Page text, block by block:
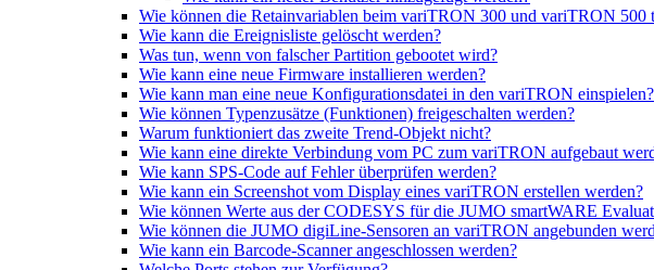
Wie können die Retainvariablen beim variTRON 300 und variTRON 500
Wie kann die Ereignisliste gelöscht werden?
Was tun, wenn von falscher Partition gebootet wird?
Wie kann eine neue Firmware installieren werden?
Wie kann man eine neue Konfigurationsdatei in den variTRON einspielen?
Wie können Typenzusätze (Funktionen) freigeschalten werden?
Warum funktioniert das zweite Trend-Objekt nicht?
Wie kann eine direkte Verbindung vom PC zum variTRON aufgebaut
Wie kann SPS-Code auf Fehler überprüfen werden?
Wie kann ein Screenshot vom Display eines variTRON erstellen werden?
Wie können Werte aus der CODESYS für die JUMO smartWARE
Wie können die JUMO digiLine-Sensoren an variTRON angebunden
Wie kann ein Barcode-Scanner angeschlossen werden?